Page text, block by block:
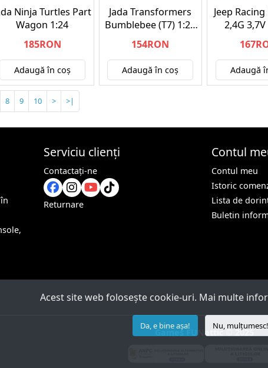
Ninja Turtles Part
Wagon 1:24
185RON
Adaugă în coş
Jada Transformers
Bumblebee (T7) 1:24
20cm (253115010)
154RON
Adaugă în coş
Jeep Racing
2,4G
Blue/
Adaugă
8 9 10 > >|
Serviciu clienți
Contactaţi-ne
Returnare
Contul
Contul meu
Istoric
Lista de
Buletin
Games FUNattic © 2025
Acest site web folosește cookie-uri. Mai multe
Da, e bine așa! Nu, mulțumesc!